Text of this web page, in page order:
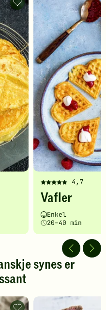
Pannekaker
-
legg
til
favoritter
4,7
Denne
oppskriften
fått
5
av
stjerner.
Klikk
gi
Vafler
Vanskelighetsgrad
Enkel
Tilberedningstid
20–40 min
synes er